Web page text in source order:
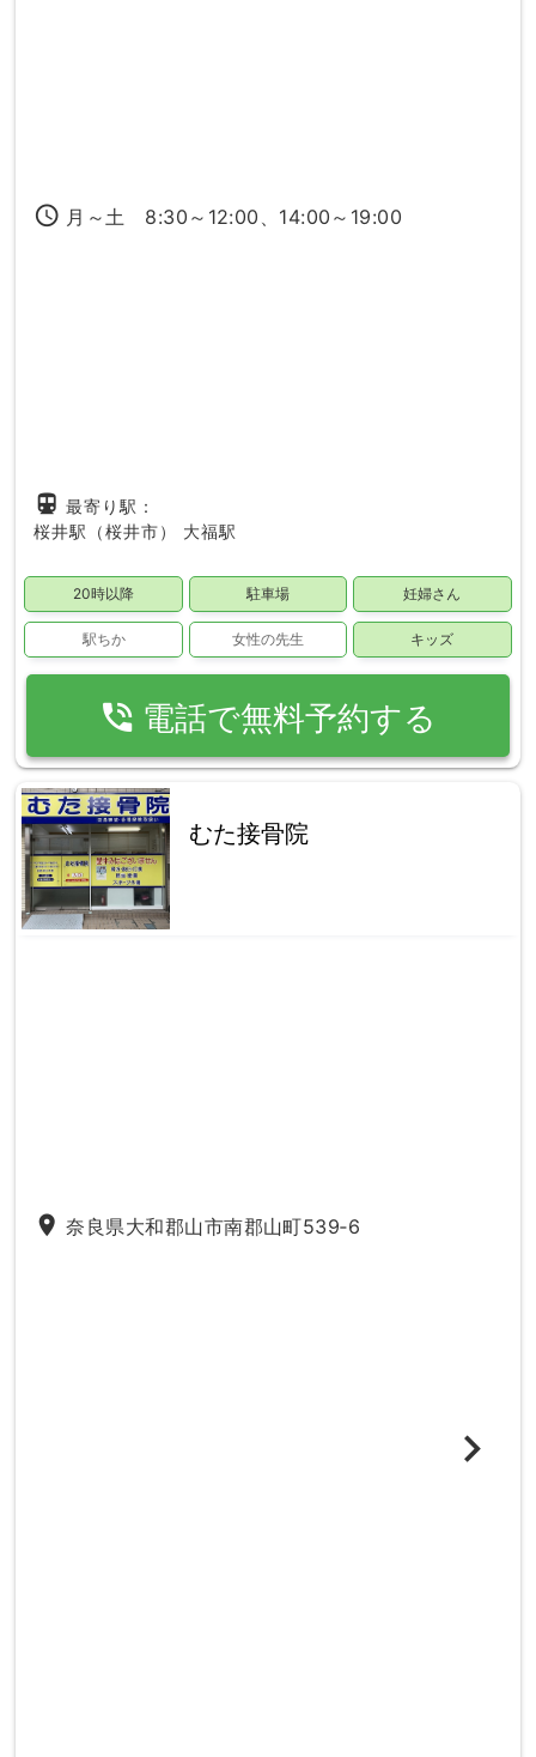
access_time 月～土 8:30～12:00、14:00～19:00
directions_subway 最寄り駅：
桜井駅（桜井市）
大福駅
20時以降 駐車場 妊婦さん
駅ちか 女性の先生 キッズ
phone_in_talk 電話で無料予約する
むた接骨院
place 奈良県大和郡山市南郡山町539‐6